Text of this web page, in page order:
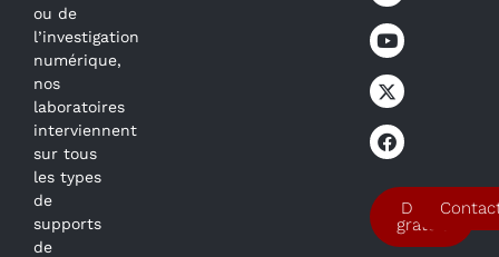
ou de
l’investigation
numérique,
nos
laboratoires
interviennent
sur tous
les types
de
supports
de
Devis
gratuit